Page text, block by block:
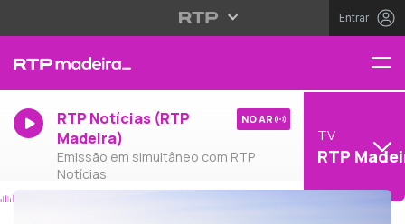
Entrar
RTP Notícias (RTP
Madeira)
Emissão em simultâneo com RTP
Notícias
NO AR
TV
RTP